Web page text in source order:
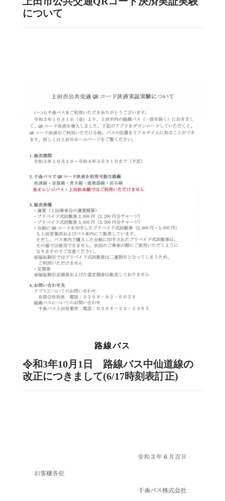
について
路線バス
令和3年10月1日 路線バス中仙道線の
改正につきまして(6/17時刻表訂正)